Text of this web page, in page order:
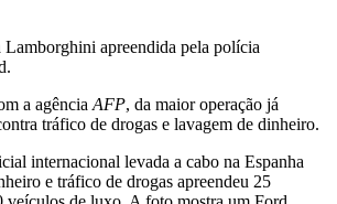
Lamborghini apreendida pela polícia
a agência AFP, da maior operação já
tráfico de drogas e lavagem de dinheiro.